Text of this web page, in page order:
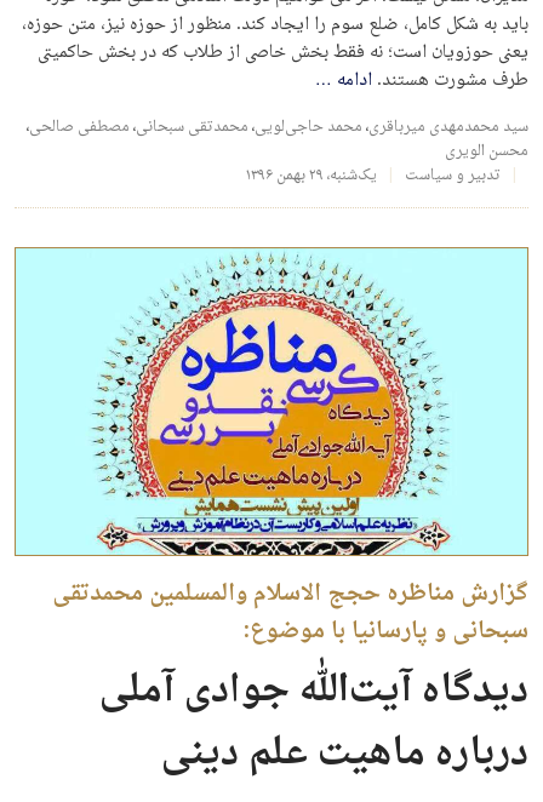
باید به شکل کامل، ضلع سوم را ایجاد کند. منظور از حوزه نیز، متن حوزه،
یعنی حوزویان است؛ نه فقط بخش خاصی از طلاب که در بخش حاکمیتی
طرف مشورت هستند.ادامه …
سید محمدمهدی میرباقری،محمد حاجی‌لویی،محمدتقی سبحانی،مصطفی صالحی،
محسن الویری
تدبیر و سیاست
یک‌شنبه، ۲۹ بهمن ۱۳۹۶
گزارش مناظره حجج الاسلام والمسلمین محمدتقی
سبحانی‌ و پارسانیا با موضوع:
دیدگاه آیت‌الله جوادی آملی
درباره ماهیت علم دینی